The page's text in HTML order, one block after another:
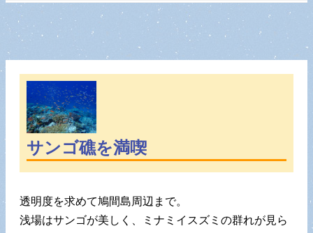
サンゴ礁を満喫
透明度を求めて鳩間島周辺まで。
浅場はサンゴが美しく、ミナミイスズミの群れが見ら